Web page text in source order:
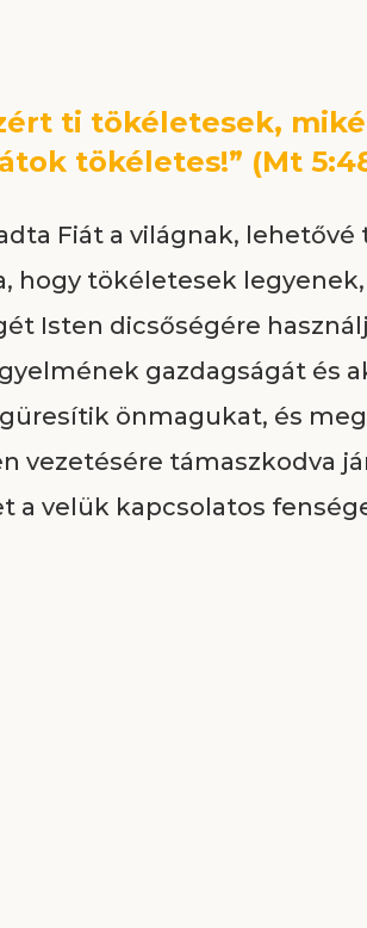
ti tökéletesek,
tökéletes!” (Mt
Fiát a világnak, lehetővé
hogy tökéletesek
Isten dicsőségére
gazdagságát és
önmagukat, és
vezetésére támaszkodva
a velük kapcsolatos